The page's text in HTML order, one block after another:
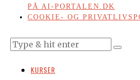
PÅ AI-PORTALEN.DK
COOKIE- OG
KURSER